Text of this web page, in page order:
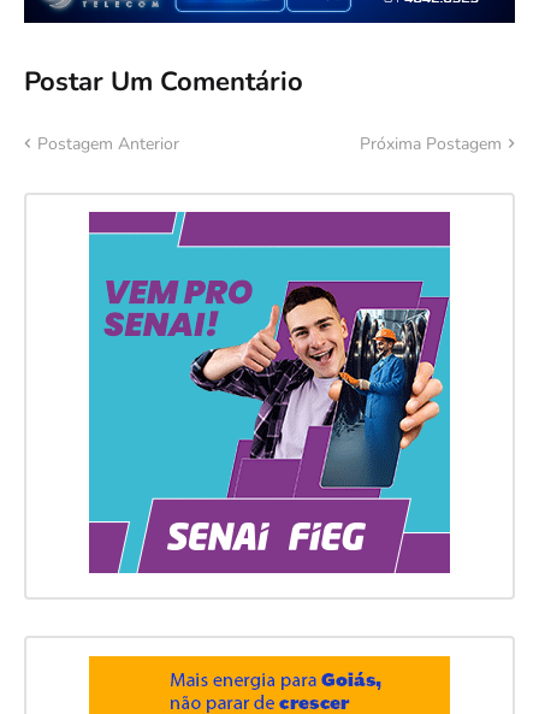
Postar Um Comentário
Postagem Anterior Próxima Postagem